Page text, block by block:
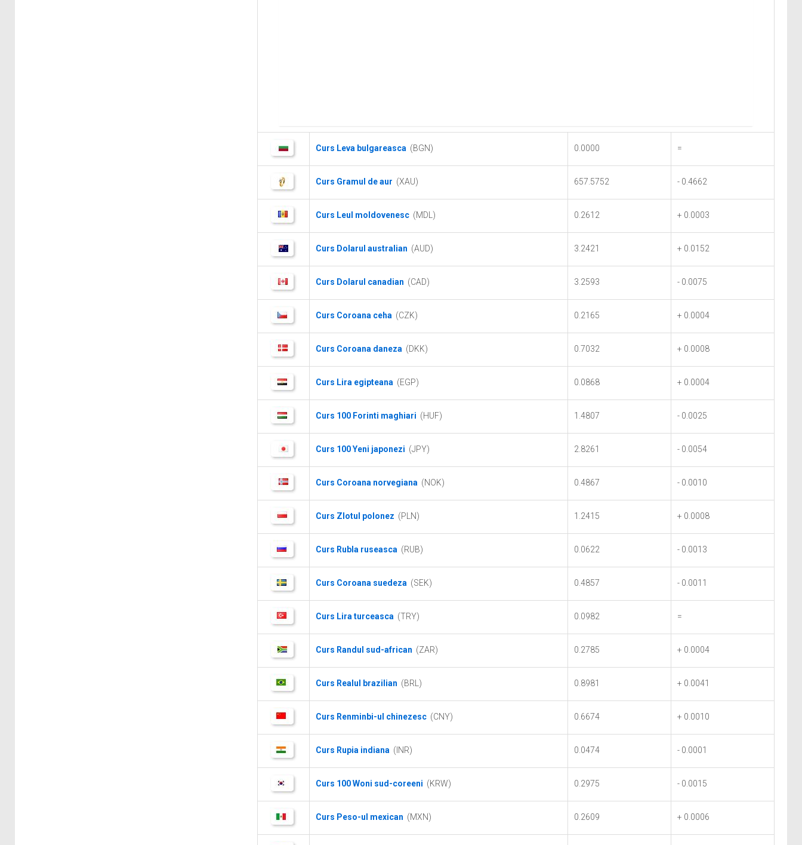
Curs Leva bulgareasca (BGN) 0.0000 =
Curs Gramul de aur (XAU) 657.5752 - 0.4662
Curs Leul moldovenesc (MDL) 0.2612 + 0.0003
Curs Dolarul australian (AUD) 3.2421 + 0.0152
Curs Dolarul canadian (CAD) 3.2593 - 0.0075
Curs Coroana ceha (CZK) 0.2165 + 0.0004
Curs Coroana daneza (DKK) 0.7032 + 0.0008
Curs Lira egipteana (EGP) 0.0868 + 0.0004
Curs 100 Forinti maghiari (HUF) 1.4807 - 0.0025
Curs 100 Yeni japonezi (JPY) 2.8261 - 0.0054
Curs Coroana norvegiana (NOK) 0.4867 - 0.0010
Curs Zlotul polonez (PLN) 1.2415 + 0.0008
Curs Rubla ruseasca (RUB) 0.0622 - 0.0013
Curs Coroana suedeza (SEK) 0.4857 - 0.0011
Curs Lira turceasca (TRY) 0.0982 =
Curs Randul sud-african (ZAR) 0.2785 + 0.0004
Curs Realul brazilian (BRL) 0.8981 + 0.0041
Curs Renminbi-ul chinezesc (CNY) 0.6674 + 0.0010
Curs Rupia indiana (INR) 0.0474 - 0.0001
Curs 100 Woni sud-coreeni (KRW) 0.2975 - 0.0015
Curs Peso-ul mexican (MXN) 0.2609 + 0.0006